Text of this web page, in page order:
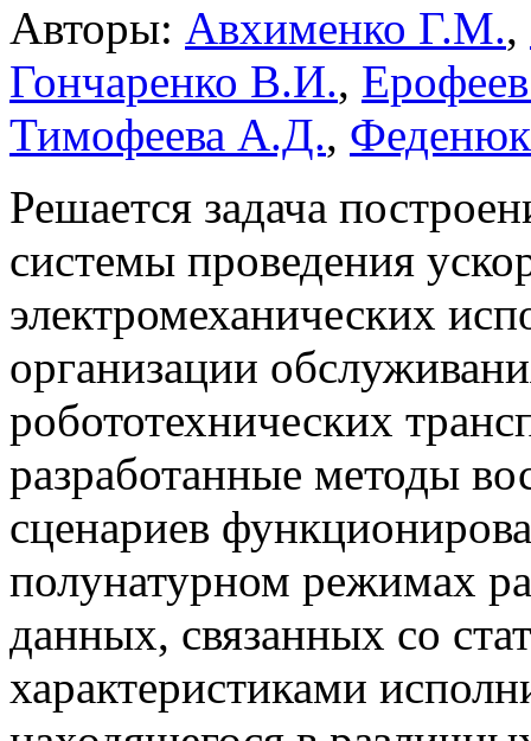
Авторы: Авхименко Г.М.,
Гончаренко В.И.,
Тимофеева А.Д.,
Решается задача
системы проведения
электромеханических
организации
робототехнических
разработанные методы
сценариев
полунатурном режимах
данных, связанных со
характеристиками